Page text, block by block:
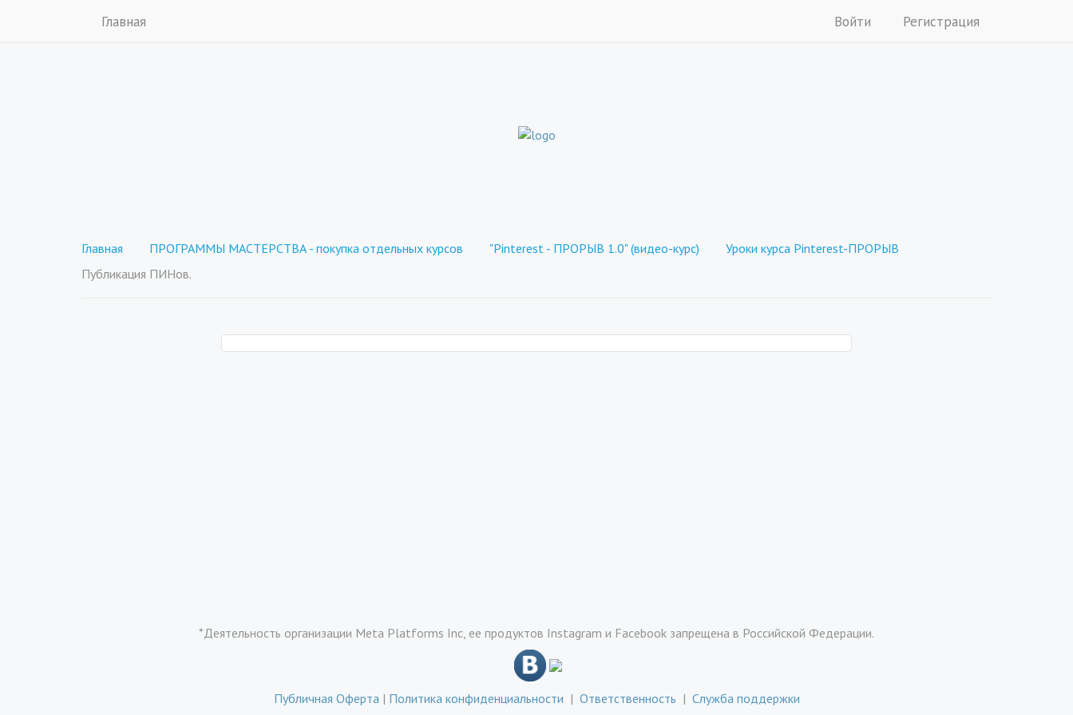
Главная Войти Регистрация
Главная ПРОГРАММЫ МАСТЕРСТВА - покупка отдельных курсов "Pinterest - ПРОРЫВ 1.0" (видео-курс)
Уроки курса Pinterest-ПРОРЫВ
Публикация ПИНов.
*Деятельность организации Meta Platforms Inc, ее продуктов Instagram и Facebook запрещена в Российской Федерации.
Публичная Оферта | Политика конфиденциальности | Ответственность | Служба поддержки